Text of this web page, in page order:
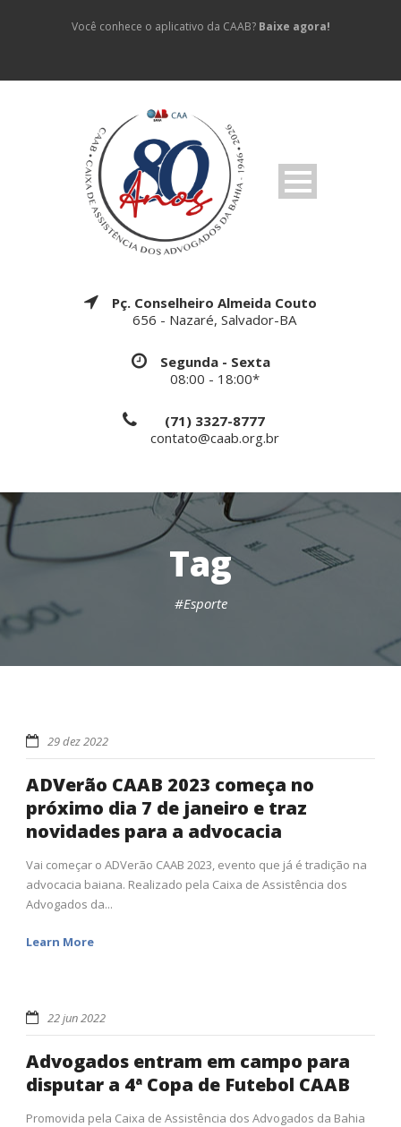
Você conhece o aplicativo da CAAB? Baixe agora!
Pç. Conselheiro Almeida Couto
656 - Nazaré, Salvador-BA
Segunda - Sexta
08:00 - 18:00*
(71) 3327-8777
contato@caab.org.br
Tag
#Esporte
29 dez 2022
ADVerão CAAB 2023 começa no
próximo dia 7 de janeiro e traz
novidades para a advocacia
Vai começar o ADVerão CAAB 2023, evento que já é tradição na
advocacia baiana. Realizado pela Caixa de Assistência dos
Advogados da...
Learn More
22 jun 2022
Advogados entram em campo para
disputar a 4ª Copa de Futebol CAAB
Promovida pela Caixa de Assistência dos Advogados da Bahia